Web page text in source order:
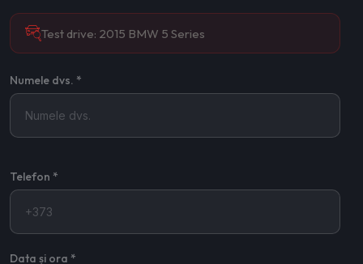
Test drive: 2015 BMW 5 Series
Numele dvs. *
Telefon *
Data și ora *